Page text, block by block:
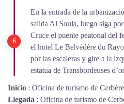
En la entrada de la
salida Al Soula, luego siga
Cruce el puente peatonal del
el hotel Le Belvédère du
por las escaleras y gire a la
estatua de Transbordeuses
Inicio : Oficina de turismo de Cerbère
Llegada : Oficina de turismo de